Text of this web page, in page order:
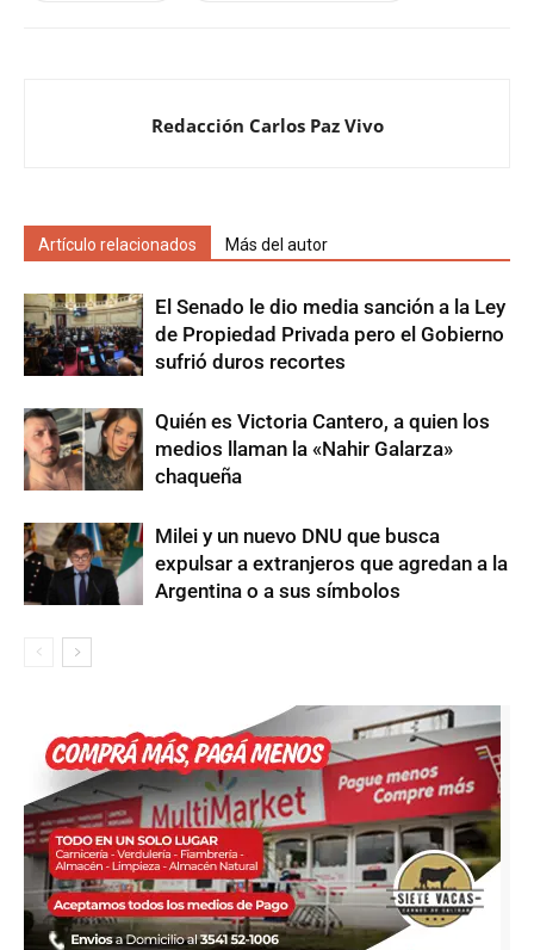
Redacción Carlos Paz Vivo
Artículo relacionados Más del autor
El Senado le dio media sanción a la Ley
de Propiedad Privada pero el Gobierno
sufrió duros recortes
Quién es Victoria Cantero, a quien los
medios llaman la «Nahir Galarza»
chaqueña
Milei y un nuevo DNU que busca
expulsar a extranjeros que agredan a la
Argentina o a sus símbolos